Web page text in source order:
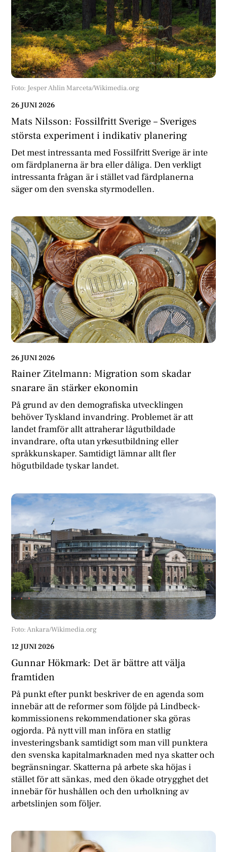
Foto: Jesper Ahlin Marceta/Wikimedia.org
26 JUNI 2026
Mats Nilsson: Fossilfritt Sverige – Sveriges
största experiment i indikativ planering
Det mest intressanta med Fossilfritt Sverige är inte
om färdplanerna är bra eller dåliga. Den verkligt
intressanta frågan är i stället vad färdplanerna
säger om den svenska styrmodellen.
26 JUNI 2026
Rainer Zitelmann: Migration som skadar
snarare än stärker ekonomin
På grund av den demografiska utvecklingen
behöver Tyskland invandring. Problemet är att
landet framför allt attraherar lågutbildade
invandrare, ofta utan yrkesutbildning eller
språkkunskaper. Samtidigt lämnar allt fler
högutbildade tyskar landet.
Foto: Ankara/Wikimedia.org
12 JUNI 2026
Gunnar Hökmark: Det är bättre att välja
framtiden
På punkt efter punkt beskriver de en agenda som
innebär att de reformer som följde på Lindbeck-
kommissionens rekommendationer ska göras
ogjorda. På nytt vill man införa en statlig
investeringsbank samtidigt som man vill punktera
den svenska kapitalmarknaden med nya skatter och
begränsningar. Skatterna på arbete ska höjas i
stället för att sänkas, med den ökade otrygghet det
innebär för hushållen och den urholkning av
arbetslinjen som följer.